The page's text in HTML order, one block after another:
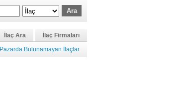
İlaç Ara
İlaç Firmaları
Pazarda Bulunamayan İlaçlar